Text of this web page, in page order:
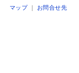
マップ｜ お問合せ先